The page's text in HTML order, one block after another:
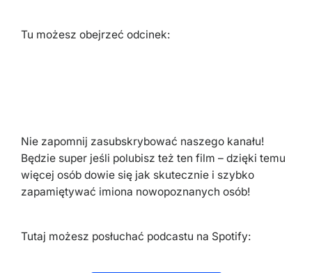
Tu możesz obejrzeć odcinek:
Nie zapomnij zasubskrybować naszego kanału!
Będzie super jeśli polubisz też ten film – dzięki temu
więcej osób dowie się jak skutecznie i szybko
zapamiętywać imiona nowopoznanych osób!
Tutaj możesz posłuchać podcastu na Spotify: